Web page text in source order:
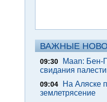
ВАЖНЫЕ
09:30
Maan: Бен-
свидания
09:04
На Аляске
землетрясение